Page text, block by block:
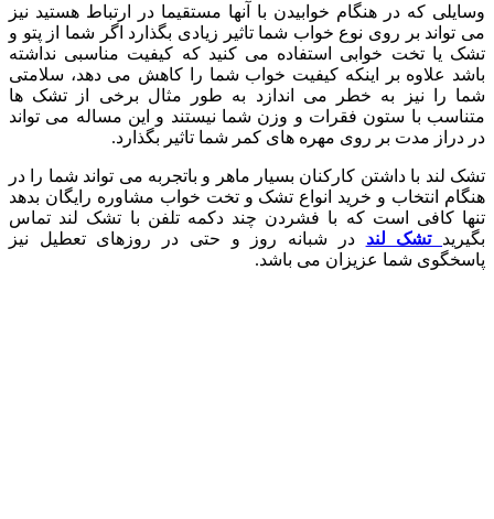
وسایلی که در هنگام خوابیدن با آنها مستقیما در ارتباط هستید نیز
می تواند بر روی نوع خواب شما تاثیر زیادی بگذارد اگر شما از پتو و
تشک یا تخت خوابی استفاده می کنید که کیفیت مناسبی نداشته
باشد علاوه بر اینکه کیفیت خواب شما را کاهش می دهد، سلامتی
شما را نیز به خطر می اندازد به طور مثال برخی از تشک ها
متناسب با ستون فقرات و وزن شما نیستند و این مساله می تواند
در دراز مدت بر روی مهره های کمر شما تاثیر بگذارد.
تشک لند با داشتن کارکنان بسیار ماهر و باتجربه می تواند شما را در
هنگام انتخاب و خرید انواع تشک و تخت خواب مشاوره رایگان بدهد
تنها کافی است که با فشردن چند دکمه تلفن با تشک لند تماس
بگیرید تشک لند
در شبانه روز و حتی در روزهای تعطیل نیز
پاسخگوی شما عزیزان می باشد.